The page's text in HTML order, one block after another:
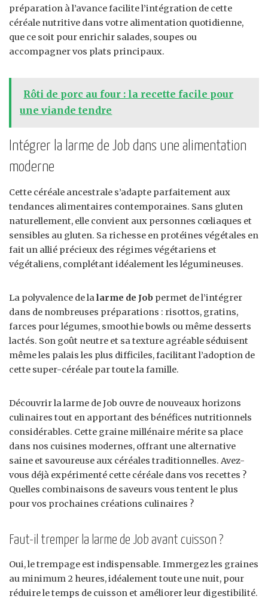
préparation à l’avance facilite l’intégration de cette
céréale nutritive dans votre alimentation quotidienne,
que ce soit pour enrichir salades, soupes ou
accompagner vos plats principaux.
Rôti de porc au four : la recette facile pour
une viande tendre
Intégrer la larme de Job dans une alimentation
moderne
Cette céréale ancestrale s’adapte parfaitement aux
tendances alimentaires contemporaines. Sans gluten
naturellement, elle convient aux personnes cœliaques et
sensibles au gluten. Sa richesse en protéines végétales en
fait un allié précieux des régimes végétariens et
végétaliens, complétant idéalement les légumineuses.
La polyvalence de lalarme de Job permet de l’intégrer
dans de nombreuses préparations : risottos, gratins,
farces pour légumes, smoothie bowls ou même desserts
lactés. Son goût neutre et sa texture agréable séduisent
même les palais les plus difficiles, facilitant l’adoption de
cette super-céréale par toute la famille.
Découvrir la larme de Job ouvre de nouveaux horizons
culinaires tout en apportant des bénéfices nutritionnels
considérables. Cette graine millénaire mérite sa place
dans nos cuisines modernes, offrant une alternative
saine et savoureuse aux céréales traditionnelles. Avez-
vous déjà expérimenté cette céréale dans vos recettes ?
Quelles combinaisons de saveurs vous tentent le plus
pour vos prochaines créations culinaires ?
Faut-il tremper la larme de Job avant cuisson ?
Oui, le trempage est indispensable. Immergez les graines
au minimum 2 heures, idéalement toute une nuit, pour
réduire le temps de cuisson et améliorer leur digestibilité.